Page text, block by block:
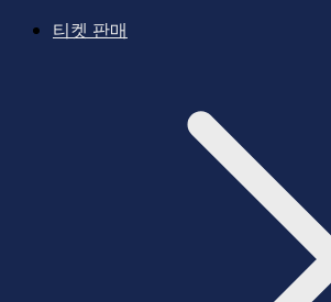
티켓 판매